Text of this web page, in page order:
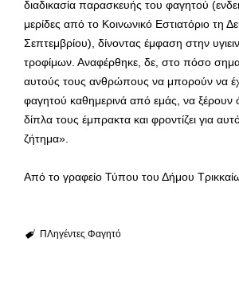
διαδικασία παρασκευής του φαγητού
μερίδες από το Κοινωνικό Εστιατόριο τη
Σεπτεμβρίου), δίνοντας έμφαση στην
τροφίμων. Αναφέρθηκε, δε, στο πόσο
αυτούς τους ανθρώπους να μπορούν να
φαγητού καθημερινά από εμάς, να ξέρουν
δίπλα τους έμπρακτα και φροντίζει για
ζήτημα».
Από το γραφείο Τύπου του Δήμου
ΠΛηγέντες Φαγητό